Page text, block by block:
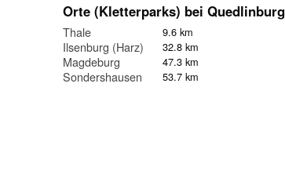
Orte (Kletterparks) bei Quedlinburg
Thale 9.6 km
Ilsenburg (Harz) 32.8 km
Magdeburg 47.3 km
Sondershausen 53.7 km